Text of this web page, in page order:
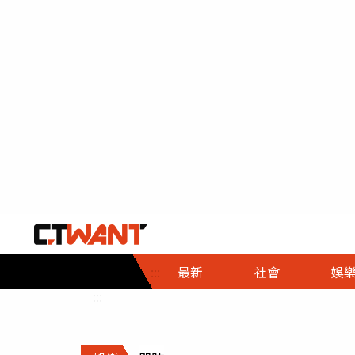
::: 最新 社會
社會首頁
時事
調查
娛樂
娛樂首頁
即時
財經首頁
熱線
政